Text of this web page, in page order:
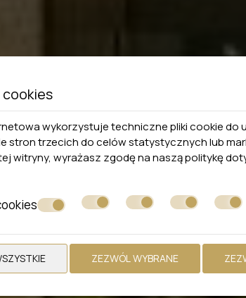
wykorzystuje techniczne pliki cookie do
stron trzecich do celów statystycznych lub
witryny, wyrażasz zgodę na naszą politykę
ZEZWÓL WYBRANE